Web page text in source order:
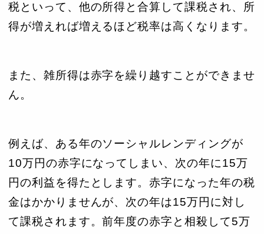
税といって、他の所得と合算して課税され、所
得が増えれば増えるほど税率は高くなります。
また、雑所得は赤字を繰り越すことができませ
ん。
例えば、ある年のソーシャルレンディングが
10万円の赤字になってしまい、次の年に15万
円の利益を得たとします。赤字になった年の税
金はかかりませんが、次の年は15万円に対し
て課税されます。前年度の赤字と相殺して5万